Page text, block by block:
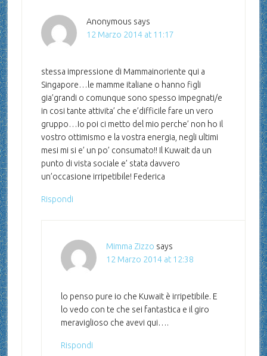
Anonymous says
12 Marzo 2014 at 11:17
stessa impressione di Mammainoriente qui a
Singapore…le mamme italiane o hanno figli
gia’grandi o comunque sono spesso impegnati/e
in cosi tante attivita’ che e’difficile fare un vero
gruppo…Io poi ci metto del mio perche’ non ho il
vostro ottimismo e la vostra energia, negli ultimi
mesi mi si e’ un po’ consumato!! Il Kuwait da un
punto di vista sociale e’ stata davvero
un’occasione irripetibile! Federica
Rispondi
Mimma Zizzo says
12 Marzo 2014 at 12:38
lo penso pure io che Kuwait è irripetibile. E
lo vedo con te che sei fantastica e il giro
meraviglioso che avevi qui….
Rispondi